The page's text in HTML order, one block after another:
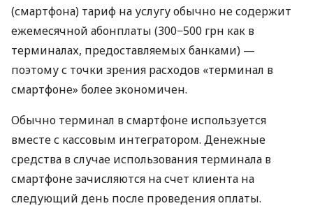
(смартфона) тариф на услугу обычно не содержит
ежемесячной абонплаты (300−500 грн как в
терминалах, предоставляемых банками) —
поэтому с точки зрения расходов «терминал в
смартфоне» более экономичен.
Обычно терминал в смартфоне используется
вместе с кассовым интегратором. Денежные
средства в случае использования терминала в
смартфоне зачисляются на счет клиента на
следующий день после проведения оплаты.